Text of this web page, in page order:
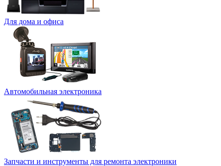
Для дома и офиса
Автомобильная электроника
Запчасти и инструменты для ремонта электроники